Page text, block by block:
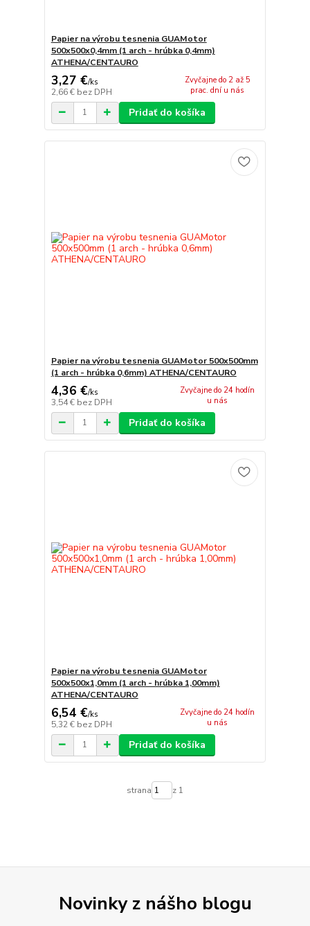
Papier na výrobu tesnenia GUAMotor
500x500x0,4mm (1 arch - hrúbka 0,4mm)
ATHENA/CENTAURO
3,27 €/ks
2,66 € bez DPH
Zvyčajne do 2 až 5
prac. dní u nás
Pridať do košíka
Papier na výrobu tesnenia GUAMotor 500x500mm
(1 arch - hrúbka 0,6mm) ATHENA/CENTAURO
4,36 €/ks
3,54 € bez DPH
Zvyčajne do 24 hodín
u nás
Pridať do košíka
Papier na výrobu tesnenia GUAMotor
500x500x1,0mm (1 arch - hrúbka 1,00mm)
ATHENA/CENTAURO
6,54 €/ks
5,32 € bez DPH
Zvyčajne do 24 hodín
u nás
Pridať do košíka
strana z 1
Novinky z nášho blogu